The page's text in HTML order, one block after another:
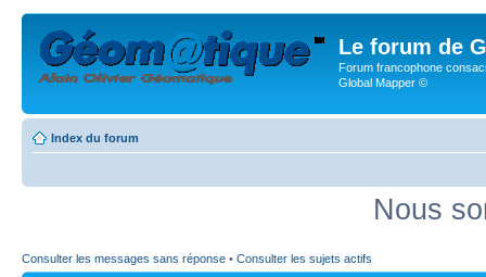
Le forum de
Forum francophone
Global Mapper ©
Index du forum
Nous
Consulter les messages sans réponse • Consulter les sujets actifs